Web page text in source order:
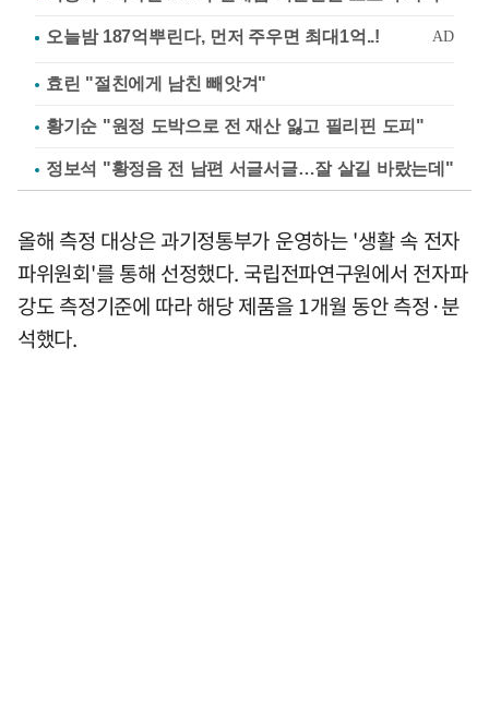
효린 "절친에게 남친 빼앗겨"
황기순 "원정 도박으로 전 재산 잃고 필리핀 도피"
정보석 "황정음 전 남편 서글서글…잘 살길 바랐는데"
올해 측정 대상은 과기정통부가 운영하는 '생활 속 전자
파위원회'를 통해 선정했다. 국립전파연구원에서 전자파
강도 측정기준에 따라 해당 제품을 1개월 동안 측정·분
석했다.